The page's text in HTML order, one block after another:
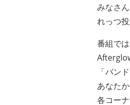
みなさ
れっつ投
番組で
「バン
あなた
各コー